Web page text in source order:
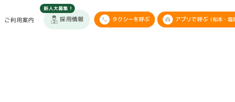
ご利用案内 採用情報 タクシーを呼ぶ アプリで呼ぶ（松本・塩